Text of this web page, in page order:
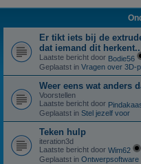
Er tikt iets bij de
dat iemand dit herkent..
Laatste bericht door Bodie56
Geplaatst in Vragen over 3D-
Weer eens wat anders
Voorstellen
Laatste bericht door
Geplaatst in Stel jezelf voor
Teken hulp
iteration3d
Laatste bericht door Wim62
Geplaatst in Ontwerpsoftware